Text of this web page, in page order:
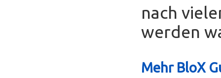
nach
werden
Mehr BloX